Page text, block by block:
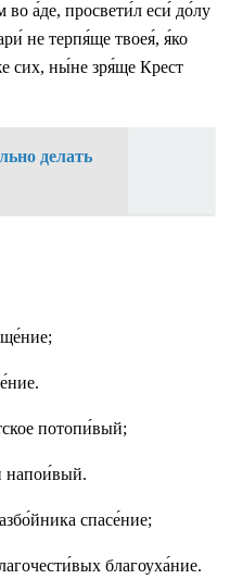
а́де, просвети́л еси́ до́лу
не терпя́ще твоея́, я́ко
сих, ны́не зря́ще Крест
делать
потопи́вый;
напои́вый.
спасе́ние;
благоуха́ние.